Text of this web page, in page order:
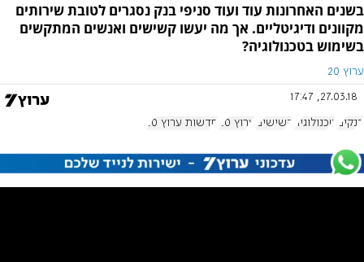
בשנים האחרונות עוד ועוד סניפי בנק נסגרים לטובת שירותים
מקוונים ודיגיטליים. אך מה יעשו קשישים ואנשים המתקשים
בשימוש בטכנולוגיה?
ערוץ 20
27.03.18, 17:47
בנקים טכנולוגיה קשישים ערוץ 20 חדשות ערוץ 20